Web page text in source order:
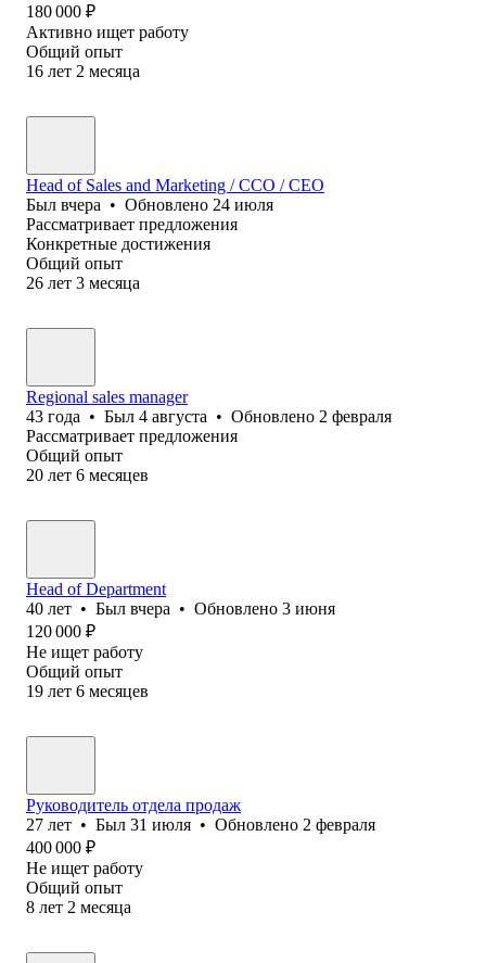
180 000 ₽
Активно ищет работу
Общий опыт
16 лет 2 месяца
Head of Sales and Marketing / CCO / CEO
Был вчера • Обновлено 24 июля
Рассматривает предложения
Конкретные достижения
Общий опыт
26 лет 3 месяца
Regional sales manager
43 года • Был 4 августа • Обновлено 2 февраля
Рассматривает предложения
Общий опыт
20 лет 6 месяцев
Head of Department
40 лет • Был вчера • Обновлено 3 июня
120 000 ₽
Не ищет работу
Общий опыт
19 лет 6 месяцев
Руководитель отдела продаж
27 лет • Был 31 июля • Обновлено 2 февраля
400 000 ₽
Не ищет работу
Общий опыт
8 лет 2 месяца